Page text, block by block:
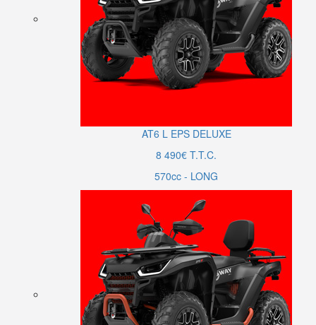
AT6 L EPS DELUXE
8 490€ T.T.C.
570cc - LONG